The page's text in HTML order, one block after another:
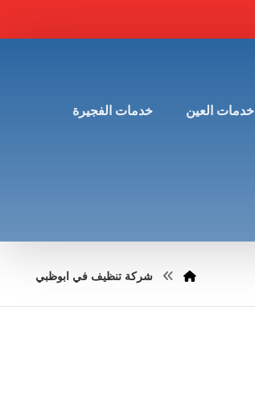
خدمات العين خدمات الفجيرة
شركة تنظيف في ابوظبي